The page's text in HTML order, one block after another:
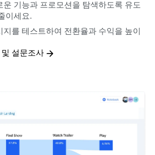
운 기능과 프로모션을 탐색하도록 유도
이세요.
지를 테스트하여 전환율과 수익을 높이
설문조사